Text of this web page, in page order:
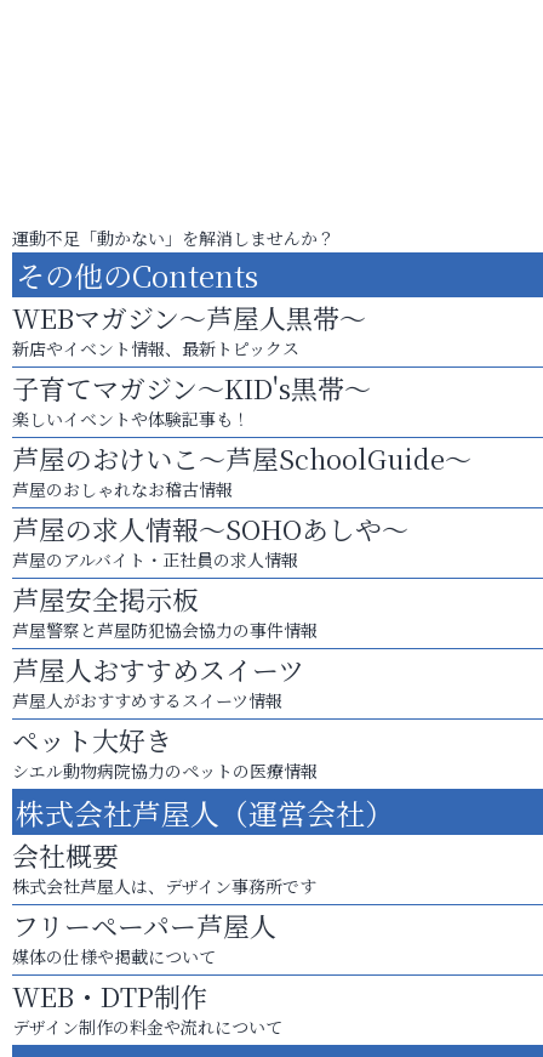
運動不足「動かない」を解消しませんか？
その他のContents
WEBマガジン～芦屋人黒帯～
新店やイベント情報、最新トピックス
子育てマガジン～KID's黒帯～
楽しいイベントや体験記事も！
芦屋のおけいこ～芦屋SchoolGuide～
芦屋のおしゃれなお稽古情報
芦屋の求人情報～SOHOあしや～
芦屋のアルバイト・正社員の求人情報
芦屋安全掲示板
芦屋警察と芦屋防犯協会協力の事件情報
芦屋人おすすめスイーツ
芦屋人がおすすめするスイーツ情報
ペット大好き
シエル動物病院協力のペットの医療情報
株式会社芦屋人（運営会社）
会社概要
株式会社芦屋人は、デザイン事務所です
フリーペーパー芦屋人
媒体の仕様や掲載について
WEB・DTP制作
デザイン制作の料金や流れについて